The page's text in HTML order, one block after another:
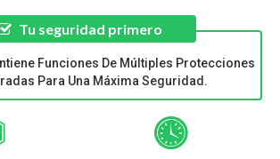
Tu seguridad primero
Funciones De Múltiples Protecciones
Para Una Máxima Seguridad.